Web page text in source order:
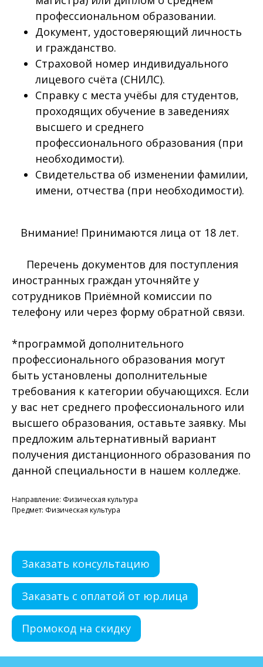
профессиональном образовании.
Документ, удостоверяющий личность
и гражданство.
Страховой номер индивидуального
лицевого счёта (СНИЛС).
Справку с места учёбы для студентов,
проходящих обучение в заведениях
высшего и среднего
профессионального образования (при
необходимости).
Свидетельства об изменении фамилии,
имени, отчества (при необходимости).
Внимание! Принимаются лица от 18 лет.
Перечень документов для поступления
иностранных граждан уточняйте у
сотрудников Приёмной комиссии по
телефону или через форму обратной связи.
*программой дополнительного
профессионального образования могут
быть установлены дополнительные
требования к категории обучающихся. Если
у вас нет среднего профессионального или
высшего образования, оставьте заявку. Мы
предложим альтернативный вариант
получения дистанционного образования по
данной специальности в нашем колледже.
Направление: Физическая культура
Предмет: Физическая культура
Заказать консультацию
Заказать с оплатой от юр.лица
Промокод на скидку